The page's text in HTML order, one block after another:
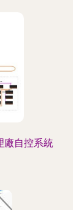
廠自控系統